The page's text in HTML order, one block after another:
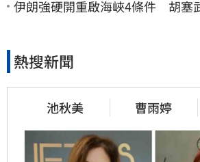
伊朗強硬開重啟海峽4條件 胡塞
熱搜新聞
池秋美 曹雨婷